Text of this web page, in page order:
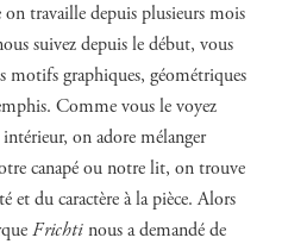
travaille depuis plusieurs mois
suivez depuis le début, vous
motifs graphiques, géométriques
Comme vous le voyez
on adore mélanger
canapé ou notre lit, on trouve
et du caractère à la pièce. Alors
Frichtinous a demandé de